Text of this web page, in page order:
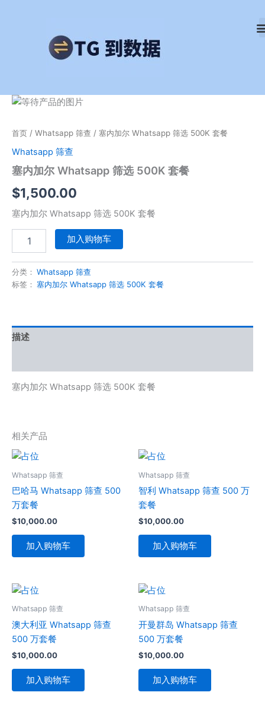
首页 / Whatsapp 筛查 / 塞内加尔 Whatsapp 筛选 500K 套餐
Whatsapp 筛查
塞内加尔 Whatsapp 筛选 500K 套餐
$1,500.00
塞内加尔 Whatsapp 筛选 500K 套餐
塞
尔
Whatsapp
选
套
餐
数
量
加入购物车
分类： Whatsapp 筛查
标签： 塞内加尔 Whatsapp 筛选 500K 套餐
描述
塞内加尔 Whatsapp 筛选 500K 套餐
相关产品
Whatsapp 筛查
巴哈马 Whatsapp 筛查 500
万套餐
$10,000.00
加入购物车
Whatsapp 筛查
智利 Whatsapp 筛查 500 万
套餐
$10,000.00
加入购物车
Whatsapp 筛查
澳大利亚 Whatsapp 筛查
500 万套餐
$10,000.00
加入购物车
Whatsapp 筛查
开曼群岛 Whatsapp 筛查
500 万套餐
$10,000.00
加入购物车